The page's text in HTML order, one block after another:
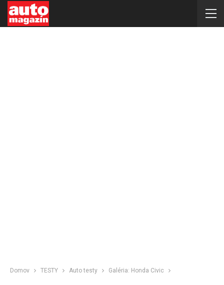
Domov TESTY Auto testy Galéria: Honda Civic